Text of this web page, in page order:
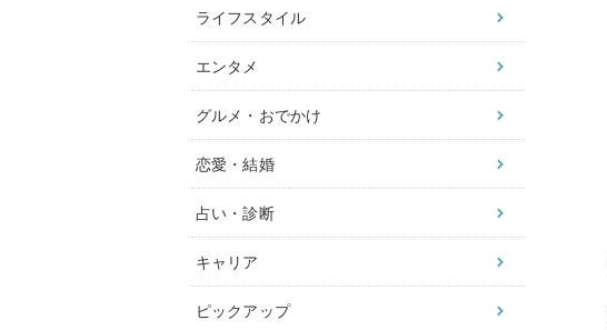
ライフスタイル
エンタメ
グルメ・おでかけ
恋愛・結婚
占い・診断
キャリア
ピックアップ